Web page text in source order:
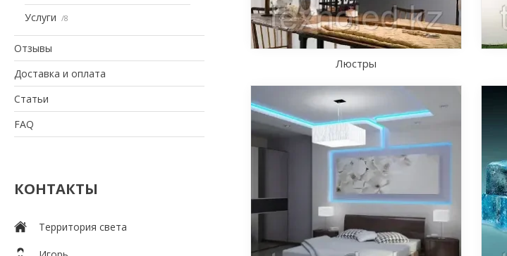
Услуги 8
Отзывы
Доставка и оплата
Статьи
FAQ
КОНТАКТЫ
Территория света
Люстры